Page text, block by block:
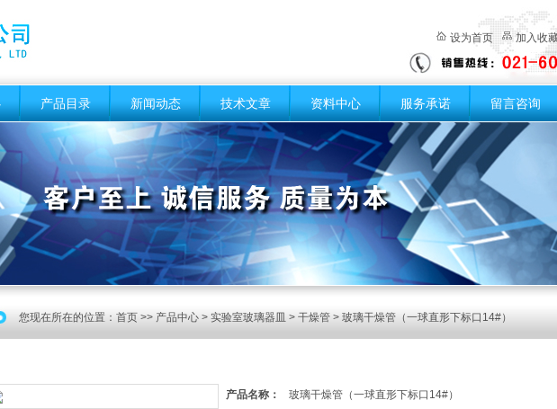
设为首页 加入收
产品目录 新闻动态 技术文章 资料中心 服务承诺 留言咨询
您现在所在的位置： 首页 >> 产品中心 > 实验室玻璃器皿 > 干燥管 > 玻璃干燥管（一球直形下标口14#）
产品名称：
玻璃干燥管（一球直形下标口14#）